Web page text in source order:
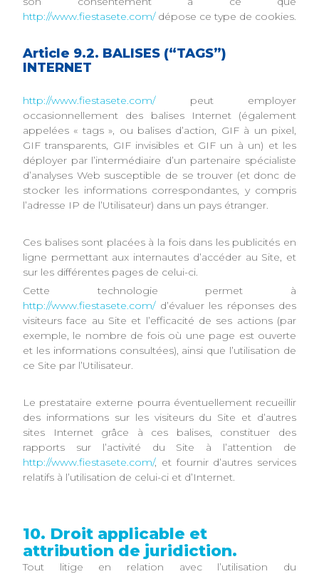
http://www.fiestasete.com/dépose ce type de cookies.
Article 9.2. BALISES (“TAGS”)
INTERNET
http://www.fiestasete.com/peut employer
occasionnellement des balises Internet (également
appelées « tags », ou balises d’action, GIF à un pixel,
GIF transparents, GIF invisibles et GIF un à un) et les
déployer par l’intermédiaire d’un partenaire spécialiste
d’analyses Web susceptible de se trouver (et donc de
stocker les informations correspondantes, y compris
l’adresse IP de l’Utilisateur) dans un pays étranger.
Ces balises sont placées à la fois dans les publicités en
ligne permettant aux internautes d’accéder au Site, et
sur les différentes pages de celui-ci.
Cette technologie permet à
http://www.fiestasete.com/d’évaluer les réponses des
visiteurs face au Site et l’efficacité de ses actions (par
exemple, le nombre de fois où une page est ouverte
et les informations consultées), ainsi que l’utilisation de
ce Site par l’Utilisateur.
Le prestataire externe pourra éventuellement recueillir
des informations sur les visiteurs du Site et d’autres
sites Internet grâce à ces balises, constituer des
rapports sur l’activité du Site à l’attention de
http://www.fiestasete.com/, et fournir d’autres services
relatifs à l’utilisation de celui-ci et d’Internet.
10. Droit applicable et
attribution de juridiction.
Tout litige en relation avec l’utilisation du